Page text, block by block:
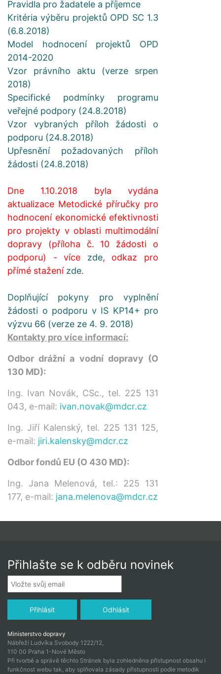
Pravidla pro žadatele a příjemce
Kritéria výběru projektů OPD SC 1.3
(6.8.2018)
Model hodnocení projektů OPD
2014-2020
Vzor právního aktu (verze srpen
2018)
Specifické podmínky programu
veřejné podpory (24.8.2018)
Vzor vybraných příloh žádosti o
podporu (24.8.2018)
Upřesnění požadovaných příloh
žádosti (24.8.2018)
Dne 1.10.2018 byla vydána
aktualizace Metodické příručky pro
hodnocení ekonomické efektivnosti
pro projekty v oblasti multimodální
dopravy (příloha č. 10 žádosti o
podporu) - více zde, odkaz pro
přímé stažení zde.
Doplňující pokyny pro vyplnění
žádosti o podporu v IS KP14+ pro
výzvu 66 (verze ze 4. 9. 2018)
Kontakty pro více informací:
Odbor drážní a vodní dopravy (O
130 MD):
Ing. Ivan Novák, CSc., tel. 225 131
043, e-mail: ivan.novak@mdcr.cz
Ing. Jiří Kalenský, tel. 225 131 125,
e-mail: jiri.kalensky@mdcr.cz
Odbor fondů EU (O 430 MD):
Ing. Jana Melenová, tel.: 225 131
177, e-mail: jana.melenova@mdcr.cz
Přihlašte se k odběru novinek
Ministerstvo dopravy
Nábřeží Ludvíka Svobody 1222/12,
110 00 Praha 1-Nové Město
Při tvorbě a správě těchto Stránek byla zohledněna přístupnost obsahu i
funkčnost webu tak, aby splňovala zásady přístupnosti podle metodik